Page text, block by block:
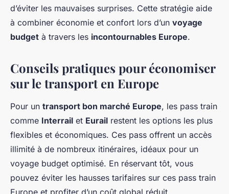
d’éviter les mauvaises surprises. Cette stratégie aide
à combiner économie et confort lors d’un voyage
budget à travers les incontournables Europe.
Conseils pratiques pour économiser
sur le transport en Europe
Pour un transport bon marché Europe, les pass train
comme Interrail et Eurail restent les options les plus
flexibles et économiques. Ces pass offrent un accès
illimité à de nombreux itinéraires, idéaux pour un
voyage budget optimisé. En réservant tôt, vous
pouvez éviter les hausses tarifaires sur ces pass train